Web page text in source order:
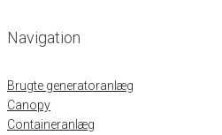
Navigation
Brugte generatoranlæg
Canopy
Containeranlæg